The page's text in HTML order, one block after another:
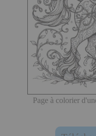
Page à colorier